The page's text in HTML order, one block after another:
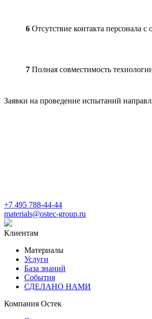
6 Отсутствие контакта персонала
7 Полная совместимость
Заявки на проведение испытаний
+7 495 788-44-44
materials@ostec-group.ru
Клиентам
Материалы
Услуги
База знаний
События
СДЕЛАНО НАМИ
Компания Остек